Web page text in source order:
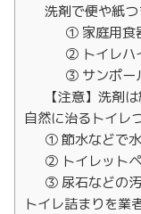
洗剤で便や紙
① 家庭用食
② トイレハ
③ サンポー
【注意】洗剤
自然に治るトイレ
① 節水などで
② トイレット
③ 尿石などの
トイレ詰まりを業